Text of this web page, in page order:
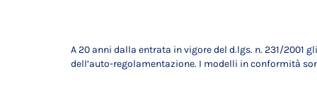
A 20 anni dalla entrata in vigore del d.lgs. n. 231/2001
dell’auto-regolamentazione. I modelli in conformità